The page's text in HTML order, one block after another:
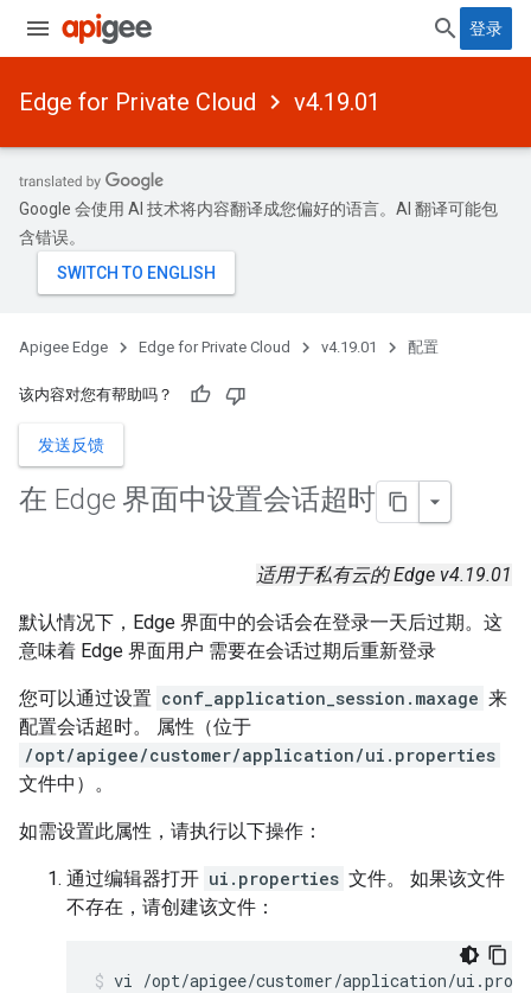
登录
Edge for Private Cloud v4.19.01
Google 会使用 AI 技术将内容翻译成您偏好的语言。AI 翻译可能包
含错误。
Apigee Edge Edge for Private Cloud v4.19.01 配置
该内容对您有帮助吗？
发送反馈
在 Edge 界面中设置会话超时
适用于私有云的 Edge v4.19.01
默认情况下，Edge 界面中的会话会在登录一天后过期。这
意味着 Edge 界面用户 需要在会话过期后重新登录
您可以通过设置 conf_application_session.maxage 来
配置会话超时。 属性（位于
/opt/apigee/customer/application/ui.properties
文件中）。
如需设置此属性，请执行以下操作：
通过编辑器打开 ui.properties 文件。 如果该文件
不存在，请创建该文件：
vi /opt/apigee/customer/application/